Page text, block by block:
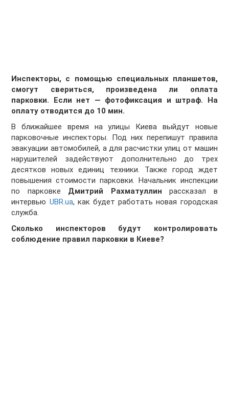
Инспекторы, с помощью специальных планшетов,
смогут свериться, произведена ли оплата
парковки. Если нет — фотофиксация и штраф. На
оплату отводится до 10 мин.
В ближайшее время на улицы Киева выйдут новые
парковочные инспекторы. Под них перепишут правила
эвакуации автомобилей, а для расчистки улиц от машин
нарушителей задействуют дополнительно до трех
десятков новых единиц техники. Также город ждет
повышения стоимости парковки. Начальник инспекции
по парковке Дмитрий Рахматуллин рассказал в
интервью UBR.ua, как будет работать новая городская
служба.
Сколько инспекторов будут контролировать
соблюдение правил парковки в Киеве?